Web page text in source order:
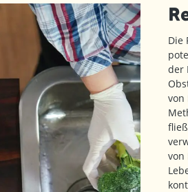
Die
der
von
von